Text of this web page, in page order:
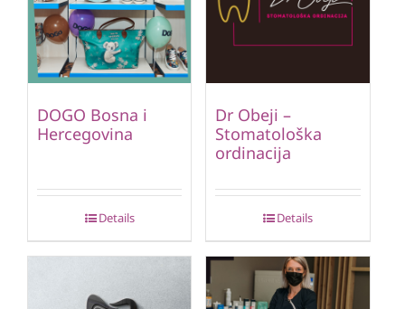
DOGO Bosna i
Hercegovina
Details
Dr Obeji –
Stomatološka
ordinacija
Details